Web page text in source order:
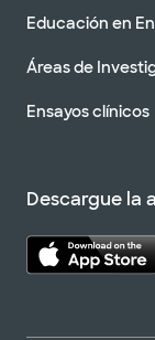
Educación en
Áreas de
Ensayos clínicos
Descargue la